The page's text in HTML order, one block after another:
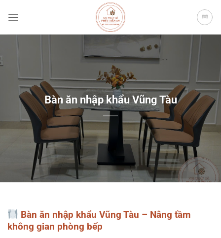
qua
Bàn ăn nhập khẩu Vũng Tàu
Bàn ăn nhập khẩu Vũng Tàu – Nâng tầm
không gian phòng bếp